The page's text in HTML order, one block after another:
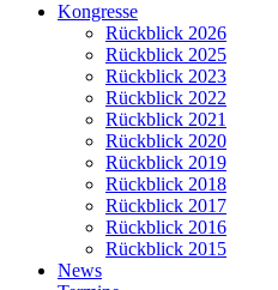
Kongresse
Rückblick 2026
Rückblick 2025
Rückblick 2023
Rückblick 2022
Rückblick 2021
Rückblick 2020
Rückblick 2019
Rückblick 2018
Rückblick 2017
Rückblick 2016
Rückblick 2015
News